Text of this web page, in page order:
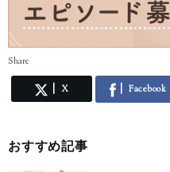
Share
X Facebook
おすすめ記事